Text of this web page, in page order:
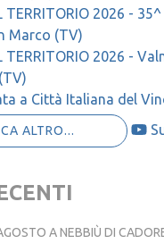
TERRITORIO 2026 -
Marco (TV)
TERRITORIO 2026 -
a Città Italiana del
ALTRO...
A NEBBIÙ DI